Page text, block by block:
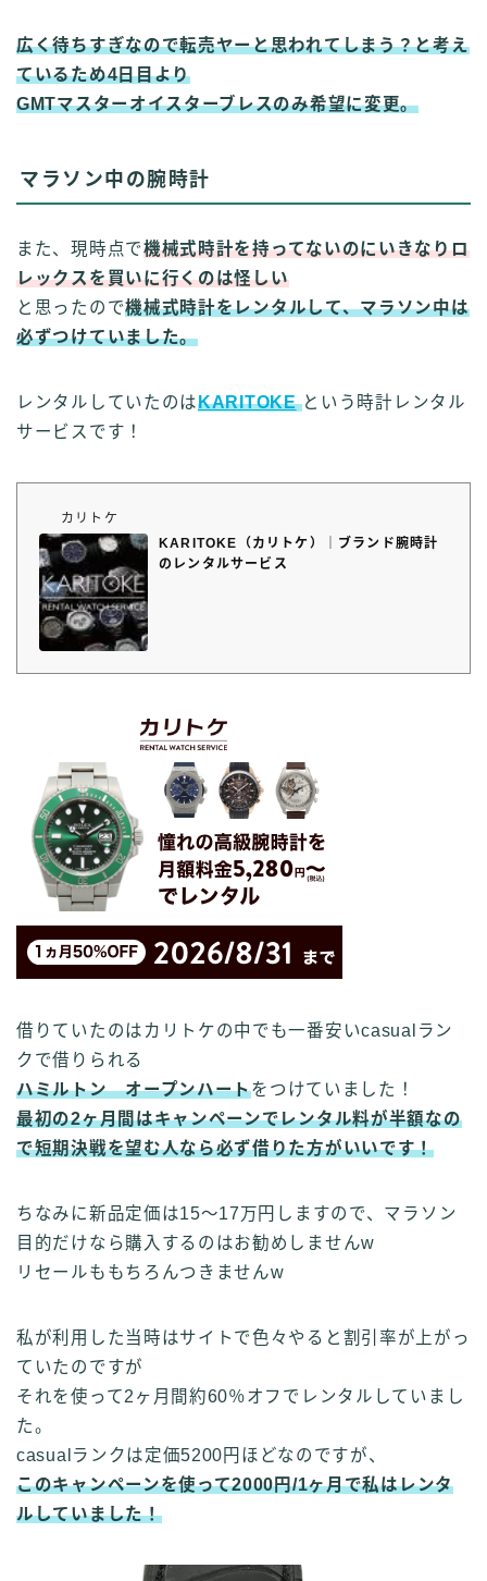
広く待ちすぎなので転売ヤーと思われてしまう？と考え
ているため4日目より
GMTマスターオイスターブレスのみ希望に変更。
マラソン中の腕時計
また、現時点で機械式時計を持ってないのにいきなりロ
レックスを買いに行くのは怪しい
と思ったので機械式時計をレンタルして、マラソン中は
必ずつけていました。
レンタルしていたのはKARITOKE という時計レンタル
サービスです！
カリトケ
KARITOKE（カリトケ）｜ブランド腕時計
のレンタルサービス
借りていたのはカリトケの中でも一番安いcasualラン
クで借りられる
ハミルトン オープンハートをつけていました！
最初の2ヶ月間はキャンペーンでレンタル料が半額なの
で短期決戦を望む人なら必ず借りた方がいいです！
ちなみに新品定価は15〜17万円しますので、マラソン
目的だけなら購入するのはお勧めしませんw
リセールももちろんつきませんw
私が利用した当時はサイトで色々やると割引率が上がっ
ていたのですが
それを使って2ヶ月間約60％オフでレンタルしていまし
た。
casualランクは定価5200円ほどなのですが、
このキャンペーンを使って2000円/1ヶ月で私はレンタ
ルしていました！